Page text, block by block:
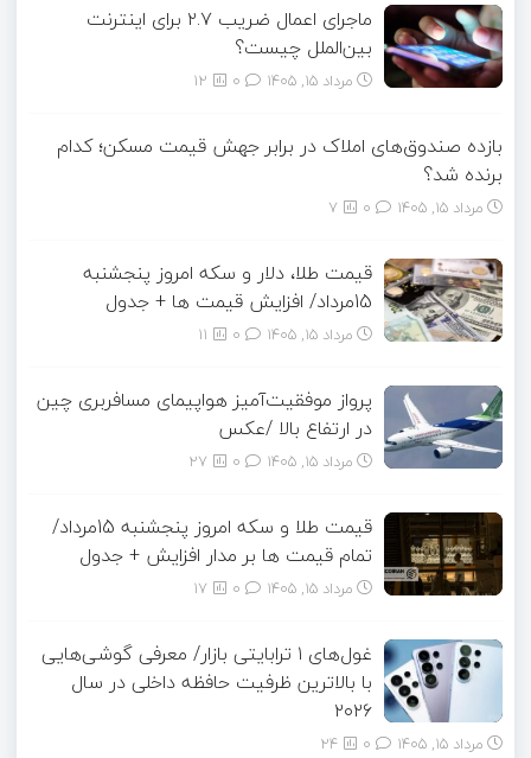
ماجرای اعمال ضریب ۲.۷ برای اینترنت
بین‌الملل چیست؟
مرداد ۱۵, ۱۴۰۵ 12
بازده صندوق‌های املاک در برابر جهش قیمت مسکن؛ کدام
برنده شد؟
مرداد ۱۵, ۱۴۰۵ 7
قیمت طلا، دلار و سکه امروز پنجشنبه
15مرداد/ افزایش قیمت ها + جدول
مرداد ۱۵, ۱۴۰۵ 11
پرواز موفقیت‌آمیز هواپیمای مسافربری چین
در ارتفاع بالا /عکس
مرداد ۱۵, ۱۴۰۵ 27
قیمت طلا و سکه امروز پنجشنبه 15مرداد/
تمام قیمت ها بر مدار افزایش + جدول
مرداد ۱۵, ۱۴۰۵ 17
غول‌های ۱ ترابایتی بازار/ معرفی گوشی‌هایی
با بالاترین ظرفیت حافظه داخلی در سال
۲۰۲۶
مرداد ۱۵, ۱۴۰۵ 24